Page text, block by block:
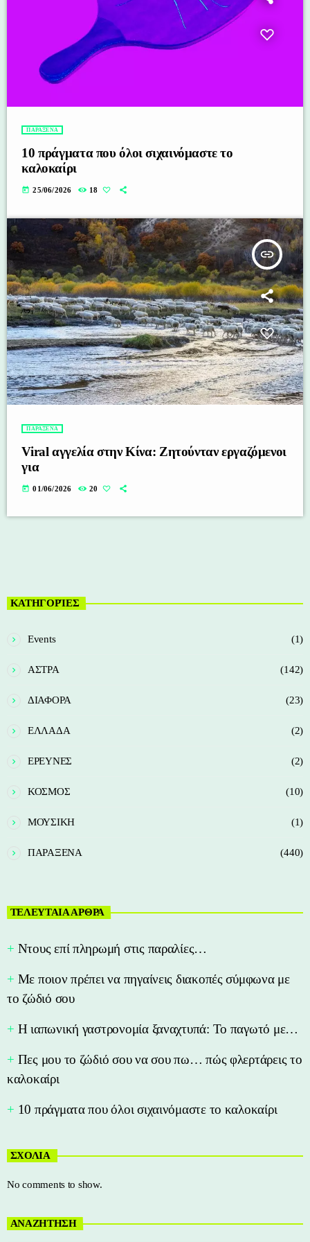
ΠΑΡΑΞΕΝΑ
10 πράγματα που όλοι σιχαινόμαστε το
καλοκαίρι
today 25/06/2026 18
insert_link
ΠΑΡΑΞΕΝΑ
Viral αγγελία στην Κίνα: Ζητούνταν εργαζόμενοι
για
today 01/06/2026 20
ΚΑΤΗΓΟΡΊΕΣ
Events (1)
ΑΣΤΡΑ (142)
ΔΙΑΦΟΡΑ (23)
ΕΛΛΑΔΑ (2)
ΕΡΕΥΝΕΣ (2)
ΚΟΣΜΟΣ (10)
ΜΟΥΣΙΚΗ (1)
ΠΑΡΑΞΕΝΑ (440)
ΤΕΛΕΥΤΑΙΑ ΑΡΘΡΑ
Nτους επί πληρωμή στις παραλίες…
Με ποιον πρέπει να πηγαίνεις διακοπές σύμφωνα με
το ζώδιό σου
Η ιαπωνική γαστρονομία ξαναχτυπά: Το παγωτό με…
Πες μου το ζώδιό σου να σου πω… πώς φλερτάρεις το
καλοκαίρι
10 πράγματα που όλοι σιχαινόμαστε το καλοκαίρι
ΣΧΟΛΙΑ
No comments to show.
ΑΝΑΖΗΤΗΣΗ